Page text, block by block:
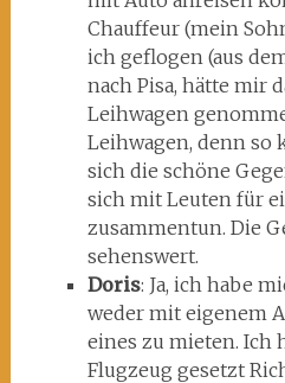
Chauffeur (mein
ich geflogen (aus
nach Pisa, hätte mir
Leihwagen
Leihwagen, denn so
sich die schöne
sich mit Leuten für
zusammentun. Die
sehenswert.
Doris: Ja, ich habe
weder mit eigenem
eines zu mieten. Ich
Flugzeug gesetzt